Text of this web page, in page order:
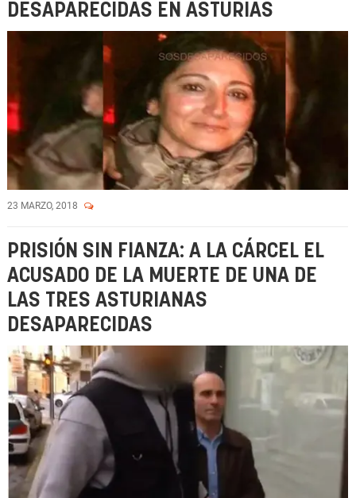
DESAPARECIDAS EN ASTURIAS
23 MARZO, 2018
PRISIÓN SIN FIANZA: A LA CÁRCEL EL
ACUSADO DE LA MUERTE DE UNA DE
LAS TRES ASTURIANAS
DESAPARECIDAS